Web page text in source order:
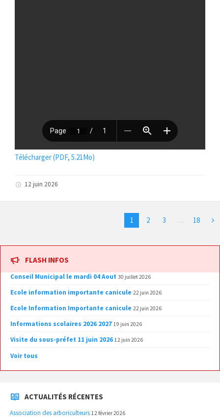
Télécharger (PDF, 5.21Mo)
12 juin 2026
1 2 3 … 18
FLASH INFOS
Conseil Municipal le mardi 04 Aout 30 juillet 2026
Ecole information importante canicule 22 juin 2026
Ecole Information Importante canicule 22 juin 2026
Informations scolaires 2026 2027 19 juin 2026
Visite du sous-préfet 11 juin 2026 12 juin 2026
Voir tous
ACTUALITÉS RÉCENTES
Association des arboriculteurs 12 février 2026